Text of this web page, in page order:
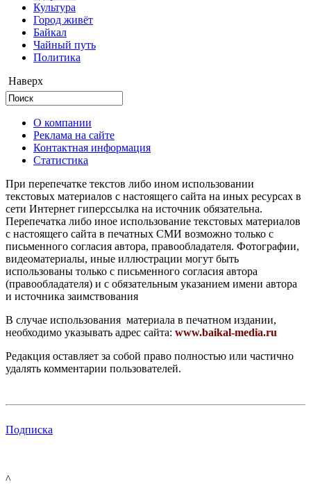
Культура
Город живёт
Байкал
Чайный путь
Политика
Наверх
О компании
Реклама на сайте
Контактная информация
Статистика
При перепечатке текстов либо ином использовании
текстовых материалов с настоящего сайта на иных ресурсах в
сети Интернет гиперссылка на источник обязательна.
Перепечатка либо иное использование текстовых материалов
с настоящего сайта в печатных СМИ возможно только с
письменного согласия автора, правообладателя. Фотографии,
видеоматериалы, иные иллюстрации могут быть
использованы только с письменного согласия автора
(правообладателя) и с обязательным указанием имени автора
и источника заимствования
В случае использования материала в печатном издании,
необходимо указывать адрес сайта: www.baikal-media.ru
Редакция оставляет за собой право полностью или частично
удалять комментарии пользователей.
Подписка
^